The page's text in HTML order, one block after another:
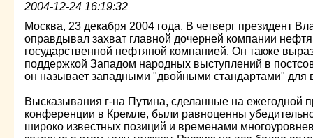
2004-12-24 16:19:32
Москва, 23 декабря 2004 года. В четверг президент
оправдывал захват главной дочерней компании
государственной нефтяной компанией. Он также
поддержкой Западом народных выступлений в
он называет западными "двойными стандартами" для
Высказывания г-на Путина, сделанные на ежегодной
конференции в Кремле, были равноценны
широко известных позиций и временами